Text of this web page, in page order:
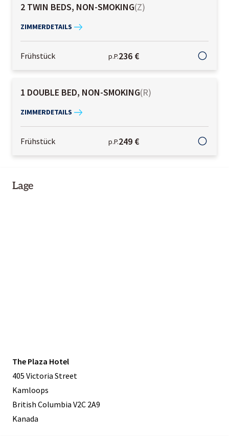
2 TWIN BEDS, NON-SMOKING(Z)
ZIMMERDETAILS
Frühstück p.P.236 €
1 DOUBLE BED, NON-SMOKING(R)
ZIMMERDETAILS
Frühstück p.P.249 €
Lage
The Plaza Hotel
405 Victoria Street
Kamloops
British Columbia V2C 2A9
Kanada